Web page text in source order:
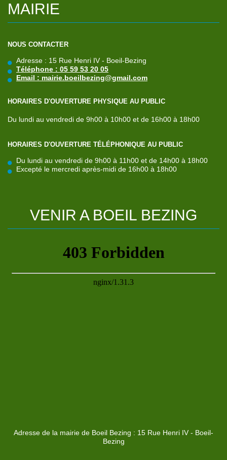
MAIRIE
NOUS CONTACTER
Adresse : 15 Rue Henri IV - Boeil-Bezing
Téléphone : 05 59 53 20 05
Email : mairie.boeilbezing@gmail.com
HORAIRES D'OUVERTURE PHYSIQUE AU PUBLIC
Du lundi au vendredi de 9h00 à 10h00 et de 16h00 à 18h00
HORAIRES D'OUVERTURE TÉLÉPHONIQUE AU PUBLIC
Du lundi au vendredi de 9h00 à 11h00 et de 14h00 à 18h00
Excepté le mercredi après-midi de 16h00 à 18h00
VENIR A BOEIL BEZING
Adresse de la mairie de Boeil Bezing : 15 Rue Henri IV - Boeil-
Bezing